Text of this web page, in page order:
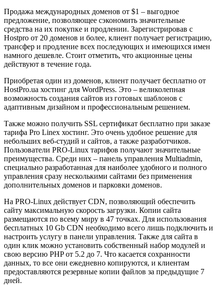
Продажа международных доменов от $1 – выгодное
предложение, позволяющее сэкономить значительные
средства на их покупке и продлении. Зарегистрировав с
Hostpro от 20 доменов и более, клиент получает регистрацию,
трансфер и продление всех последующих и имеющихся имен
намного дешевле. Стоит отметить, что акционные цены
действуют в течение года.
Приобретая один из доменов, клиент получает бесплатно от
HostPro.ua хостинг для WordPress. Это – великолепная
возможность создания сайтов из готовых шаблонов с
адаптивным дизайном и профессиональным решением.
Также можно получить SSL сертификат бесплатно при заказе
тарифа Pro Linex хостинг. Это очень удобное решение для
небольших веб-студий и сайтов, а также разработчиков.
Пользователи PRO-Linux тарифов получают значительные
преимущества. Среди них – панель управления Multiadmin,
специально разработанная для наиболее удобного и полного
управления сразу несколькими сайтами без применения
дополнительных доменов и парковки доменов.
На PRO-Linux действует CDN, позволяющий обеспечить
сайту максимальную скорость загрузки. Копии сайта
размещаются по всему миру в 47 точках. Для использования
бесплатных 10 Gb CDN необходимо всего лишь подключить и
настроить услугу в панели управления. Также для сайта в
один клик можно установить собственный набор модулей и
свою версию PHP от 5.2 до 7. Что касается сохранности
данных, то все они ежедневно копируются, и клиентам
предоставляются резервные копии файлов за предыдущие 7
дней.